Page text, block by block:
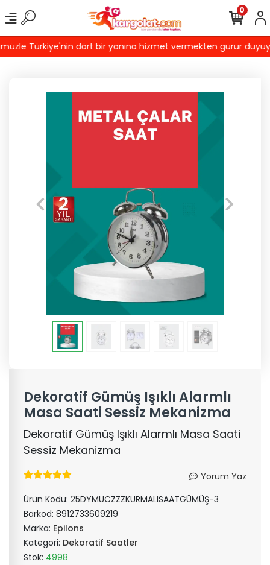
Türkiye'nin dört bir yanına hizmet vermekten gurur
0
Dekoratif Gümüş Işıklı Alarmlı
Masa Saati Sessiz Mekanizma
Dekoratif Gümüş Işıklı Alarmlı Masa Saati
Sessiz Mekanizma
Yorum Yaz
Ürün Kodu: 25DYMUCZZZKURMALISAATGÜMÜŞ-3
Barkod: 8912733609219
Marka: Epilons
Kategori: Dekoratif Saatler
Stok: 4998